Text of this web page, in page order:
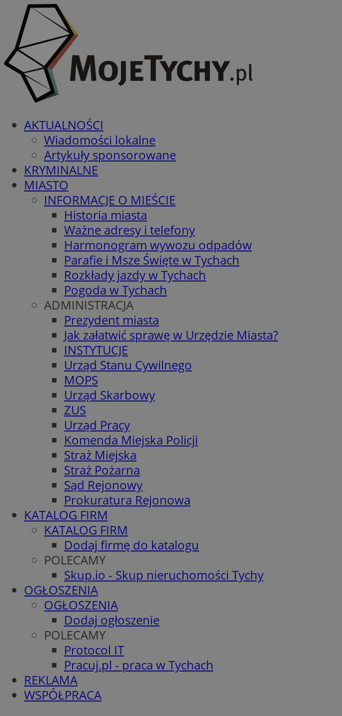
AKTUALNOŚCI
Wiadomości lokalne
Artykuły sponsorowane
KRYMINALNE
MIASTO
INFORMACJE O MIEŚCIE
Historia miasta
Ważne adresy i telefony
Harmonogram wywozu odpadów
Parafie i Msze Święte w Tychach
Rozkłady jazdy w Tychach
Pogoda w Tychach
ADMINISTRACJA
Prezydent miasta
Jak załatwić sprawę w Urzędzie Miasta?
INSTYTUCJE
Urząd Stanu Cywilnego
MOPS
Urząd Skarbowy
ZUS
Urząd Pracy
Komenda Miejska Policji
Straż Miejska
Straż Pożarna
Sąd Rejonowy
Prokuratura Rejonowa
KATALOG FIRM
KATALOG FIRM
Dodaj firmę do katalogu
POLECAMY
Skup.io - Skup nieruchomości Tychy
OGŁOSZENIA
OGŁOSZENIA
Dodaj ogłoszenie
POLECAMY
Protocol IT
Pracuj.pl - praca w Tychach
REKLAMA
WSPÓŁPRACA